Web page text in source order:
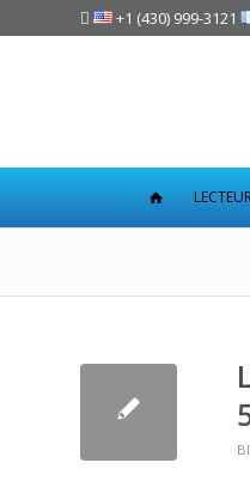
 +1 (430) 999-3121